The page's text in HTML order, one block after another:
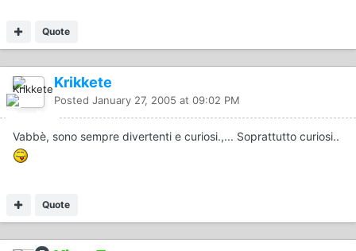
Quote
Krikkete
Posted January 27, 2005 at 09:02 PM
Vabbè, sono sempre divertenti e curiosi.,... Soprattutto curiosi..
Quote